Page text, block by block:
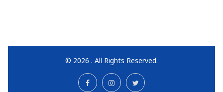
© 2026 . All Rights Reserved.